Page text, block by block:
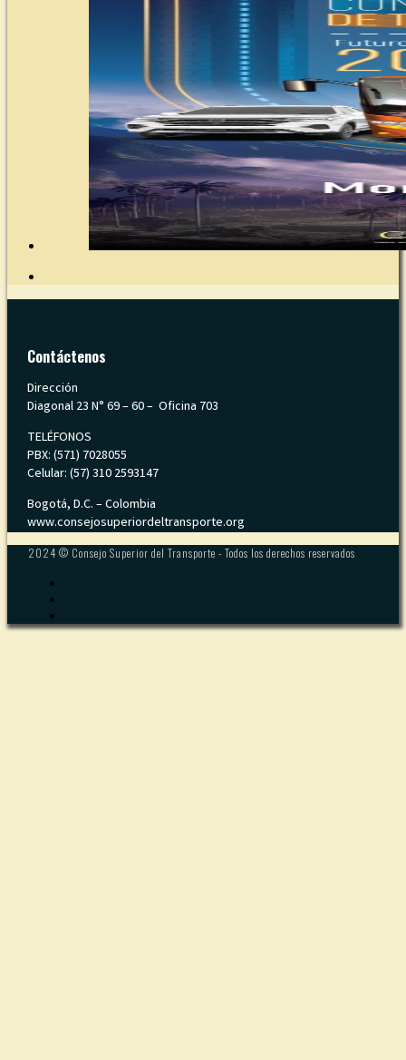
Contáctenos
Dirección
Diagonal 23 N° 69 – 60 – Oficina 703
TELÉFONOS
PBX: (571) 7028055
Celular: (57) 310 2593147
Bogotá, D.C. – Colombia
www.consejosuperiordeltransporte.org
2024 © Consejo Superior del Transporte - Todos los derechos reservados